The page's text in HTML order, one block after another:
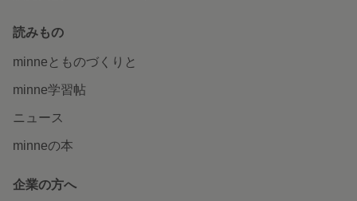
読みもの
minneとものづくりと
minne学習帖
ニュース
minneの本
企業の方へ